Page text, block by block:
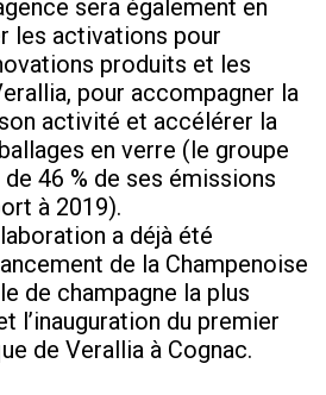
sera également en
les activations pour
produits et les
pour accompagner la
activité et accélérer la
en verre (le groupe
46 % de ses émissions
à 2019).
a déjà été
de la Champenoise
de champagne la plus
l’inauguration du premier
de Verallia à Cognac.